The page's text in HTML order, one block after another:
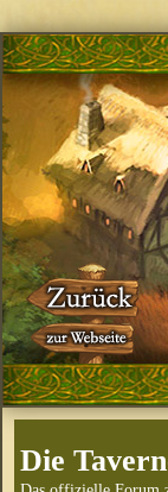
Die